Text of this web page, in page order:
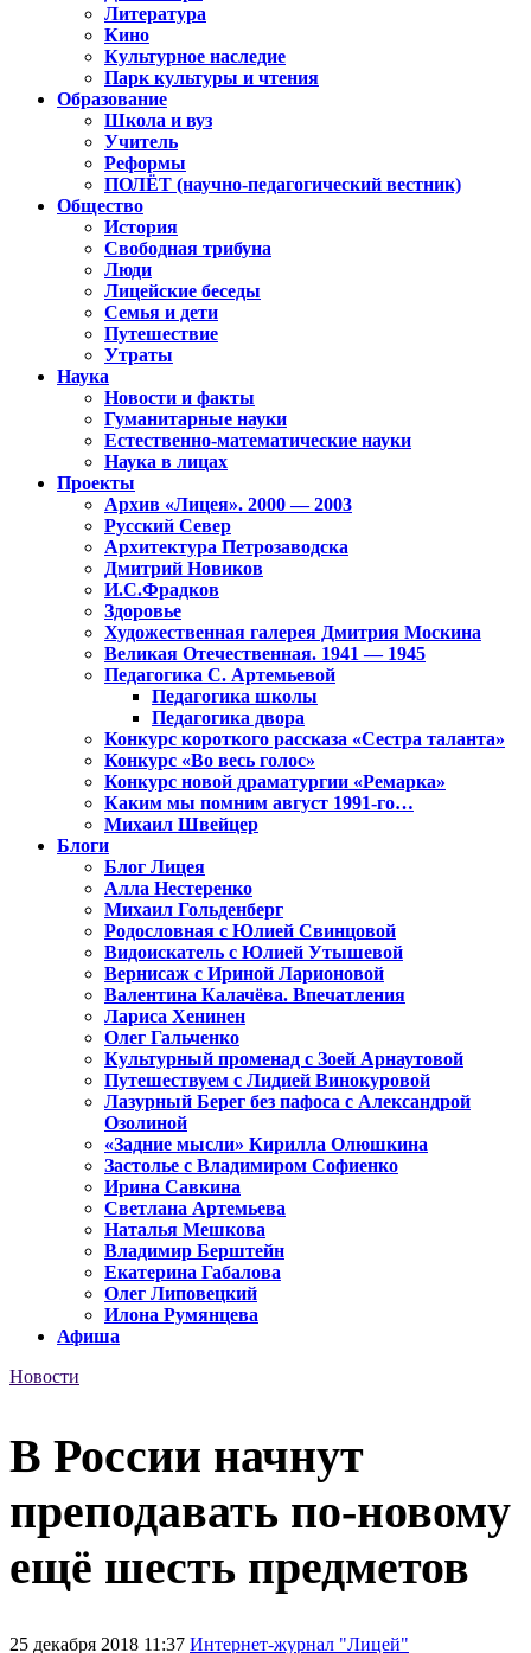
Литература
Кино
Культурное наследие
Парк культуры и чтения
Образование
Школа и вуз
Учитель
Реформы
ПОЛЁТ (научно-педагогический вестник)
Общество
История
Свободная трибуна
Люди
Лицейские беседы
Семья и дети
Путешествие
Утраты
Наука
Новости и факты
Гуманитарные науки
Естественно-математические науки
Наука в лицах
Проекты
Архив «Лицея». 2000 — 2003
Русский Север
Архитектура Петрозаводска
Дмитрий Новиков
И.С.Фрадков
Здоровье
Художественная галерея Дмитрия Москина
Великая Отечественная. 1941 — 1945
Педагогика С. Артемьевой
Педагогика школы
Педагогика двора
Конкурс короткого рассказа «Сестра таланта»
Конкурс «Во весь голос»
Конкурс новой драматургии «Ремарка»
Каким мы помним август 1991-го…
Михаил Швейцер
Блоги
Блог Лицея
Алла Нестеренко
Михаил Гольденберг
Родословная с Юлией Свинцовой
Видоискатель с Юлией Утышевой
Вернисаж с Ириной Ларионовой
Валентина Калачёва. Впечатления
Лариса Хенинен
Олег Гальченко
Культурный променад с Зоей Арнаутовой
Путешествуем с Лидией Винокуровой
Лазурный Берег без пафоса с Александрой
Озолиной
«Задние мысли» Кирилла Олюшкина
Застолье с Владимиром Софиенко
Ирина Савкина
Светлана Артемьева
Наталья Мешкова
Владимир Берштейн
Екатерина Габалова
Олег Липовецкий
Илона Румянцева
Афиша
Новости
В России начнут
преподавать по-новому
ещё шесть предметов
25 декабря 2018 11:37 Интернет-журнал "Лицей"